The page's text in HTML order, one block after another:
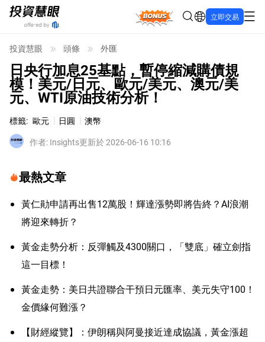
Bonus 立即交易
投資慧眼 頭條 外匯
日央行加息25基點，暫停縮減購債規
模！美元/日元、歐元/美元、澳元/美
元、WTI原油技術分析！
標籤: 歐元 日圓
澳幣
作者: Insights更新於 2026-06-16 10:16
最熱文章
黃仁勛申請再出售12萬股！輝達漲勢即將告終？AI浪潮
將迎來轉折？
黃金走勢分析：反彈觸及4300關口，「雙底」確立劍指
這一目標！
黃金走勢：美日共證聯合干預日元匯率、美元失守100！
金價緣何難漲？
【財經縱覽】：伊朗稱與阿曼接近達成協議，黃金漲超